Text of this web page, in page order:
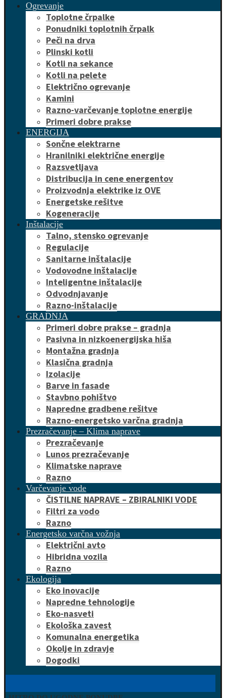
Ogrevanje
Toplotne črpalke
Ponudniki toplotnih črpalk
Peči na drva
Plinski kotli
Kotli na sekance
Kotli na pelete
Električno ogrevanje
Kamini
Razno-varčevanje toplotne energije
Primeri dobre prakse
ENERGIJA
Sončne elektrarne
Hranilniki električne energije
Razsvetljava
Distribucija in cene energentov
Proizvodnja elektrike iz OVE
Energetske rešitve
Kogeneracije
Inštalacije
Talno, stensko ogrevanje
Regulacije
Sanitarne inštalacije
Vodovodne inštalacije
Inteligentne inštalacije
Odvodnjavanje
Razno-inštalacije
GRADNJA
Primeri dobre prakse – gradnja
Pasivna in nizkoenergijska hiša
Montažna gradnja
Klasična gradnja
Izolacije
Barve in fasade
Stavbno pohištvo
Napredne gradbene rešitve
Razno-energetsko varčna gradnja
Prezračevanje – Klima naprave
Prezračevanje
Lunos prezračevanje
Klimatske naprave
Razno
Varčevanje vode
ČISTILNE NAPRAVE – ZBIRALNIKI VODE
Filtri za vodo
Razno
Energetsko varčna vožnja
Električni avto
Hibridna vozila
Razno
Ekologija
Eko inovacije
Napredne tehnologije
Eko-nasveti
Ekološka zavest
Komunalna energetika
Okolje in zdravje
Dogodki